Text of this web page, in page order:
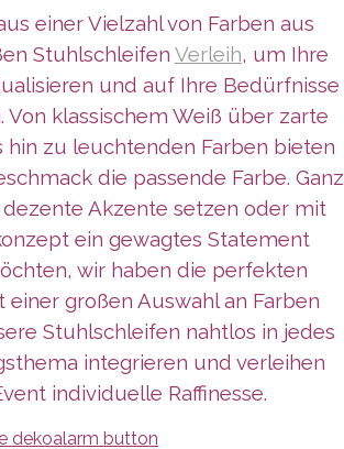
einer Vielzahl von Farben aus
Stuhlschleifen Verleih, um Ihre
und auf Ihre Bedürfnisse
Von klassischem Weiß über zarte
hin zu leuchtenden Farben bieten
die passende Farbe. Ganz
dezente Akzente setzen oder mit
ein gewagtes Statement
wir haben die perfekten
einer großen Auswahl an Farben
Stuhlschleifen nahtlos in jedes
integrieren und verleihen
individuelle Raffinesse.